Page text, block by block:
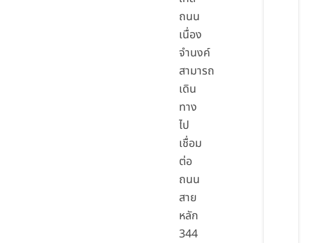
ถนน
เนื่อง
จำนงค์
สามารถ
เดิน
ทาง
ไป
เชื่อม
ต่อ
ถนน
สาย
หลัก
344